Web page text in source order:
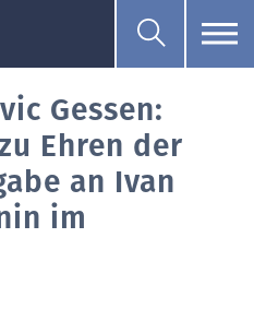
Gessen:
Ehren der
an Ivan
im